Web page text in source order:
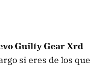
Guilty Gear Xrd
si eres de los que